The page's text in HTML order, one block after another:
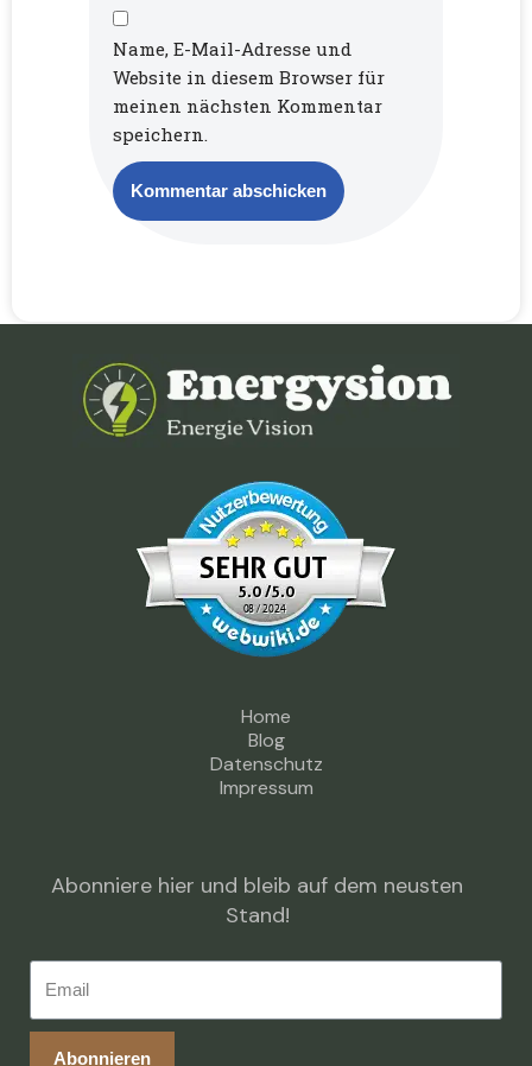
Name, E-Mail-Adresse und
Website in diesem Browser für
meinen nächsten Kommentar
speichern.
Home
Blog
Datenschutz
Impressum
Abonniere hier und bleib auf dem neusten
Stand!
Abonnieren